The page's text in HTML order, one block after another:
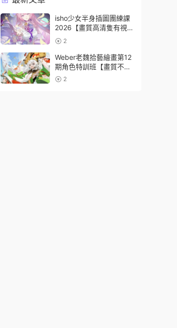
isho少女半身插圖團練課
2026【畫質高清隻有視
頻】2
Weber老魏拾藝繪畫第12
期角色特訓班【畫質不錯
隻有視頻】
2